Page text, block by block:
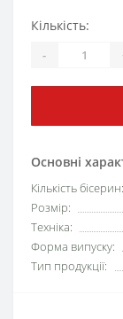
Основні
Кількість бісерин:
Розмір:
Техніка:
Форма випуску:
Тип продукції:
Кількість:
-